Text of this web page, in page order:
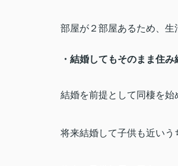
部屋が２部屋あるため、生
・結婚してもそのまま住
結婚を前提として同棲を
将来結婚して子供も近い